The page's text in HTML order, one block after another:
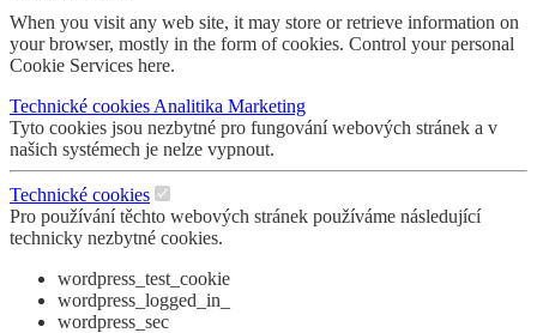
When you visit any web site, it may store or retrieve information on
your browser, mostly in the form of cookies. Control your personal
Cookie Services here.
Technické cookies Analitika Marketing
Tyto cookies jsou nezbytné pro fungování webových stránek a v
našich systémech je nelze vypnout.
Technické cookies
Pro používání těchto webových stránek používáme následující
technicky nezbytné cookies.
wordpress_test_cookie
wordpress_logged_in_
wordpress_sec